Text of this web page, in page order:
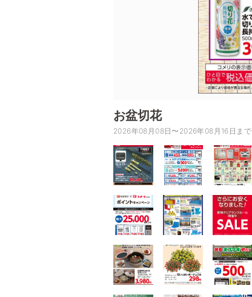
お盆切花
2026年08月08日〜2026年08月16日まで